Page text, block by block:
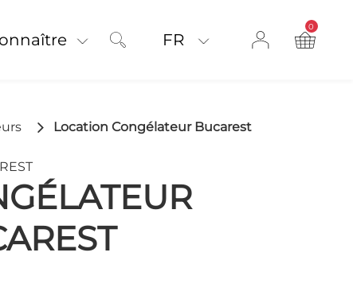
FR
0
product
Location Congélateur Bucarest